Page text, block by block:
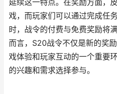
延续这一特点。在奖励方面，
戏，而玩家们可以通过完成任
时，战令的付费与免费奖励将
而言，S20战令不仅是新的奖
戏体验和玩家互动的一个重要
的兴趣和需求选择参与。